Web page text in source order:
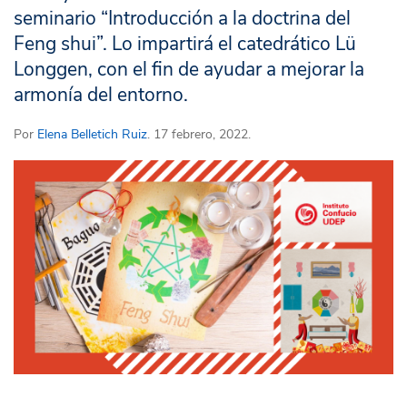
seminario “Introducción a la doctrina del
Feng shui”. Lo impartirá el catedrático Lü
Longgen, con el fin de ayudar a mejorar la
armonía del entorno.
Por Elena Belletich Ruiz. 17 febrero, 2022.